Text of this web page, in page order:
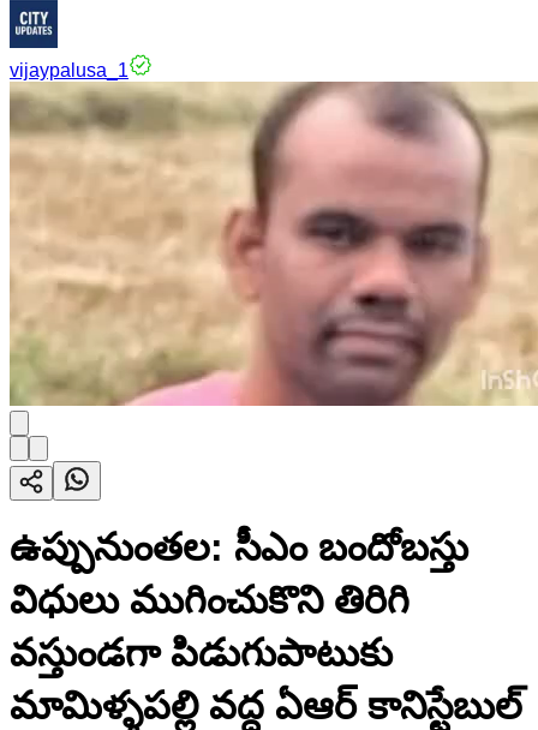
vijaypalusa_1
ఉప్పునుంతల: సీఎం బందోబస్తు
విధులు ముగించుకొని తిరిగి
వస్తుండగా పిడుగుపాటుకు
మామిళ్ళపల్లి వద్ద ఏఆర్ కానిస్టేబుల్